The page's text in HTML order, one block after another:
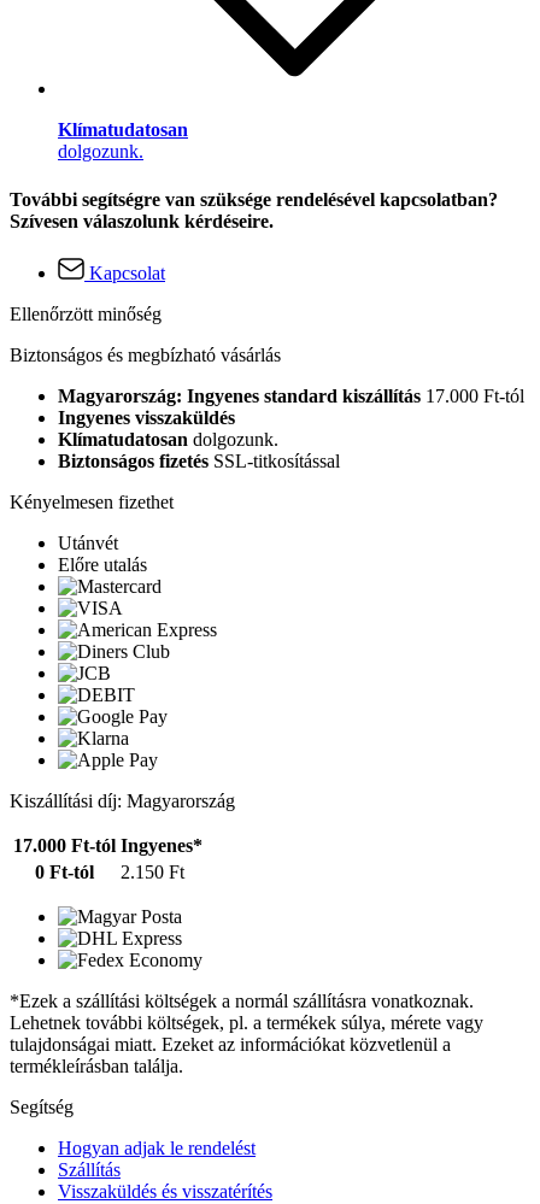
Klímatudatosan
dolgozunk.
További segítségre van szüksége rendelésével kapcsolatban?
Szívesen válaszolunk kérdéseire.
Kapcsolat
Ellenőrzött minőség
Biztonságos és megbízható vásárlás
Magyarország: Ingyenes standard kiszállítás 17.000 Ft-tól
Ingyenes visszaküldés
Klímatudatosan dolgozunk.
Biztonságos fizetés SSL-titkosítással
Kényelmesen fizethet
Utánvét
Előre utalás
Kiszállítási díj: Magyarország
17.000 Ft-tól Ingyenes*
0 Ft-tól
2.150 Ft
*Ezek a szállítási költségek a normál szállításra vonatkoznak.
Lehetnek további költségek, pl. a termékek súlya, mérete vagy
tulajdonságai miatt. Ezeket az információkat közvetlenül a
termékleírásban találja.
Segítség
Hogyan adjak le rendelést
Szállítás
Visszaküldés és visszatérítés